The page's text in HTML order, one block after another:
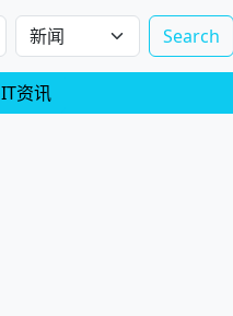
Search
IT资讯